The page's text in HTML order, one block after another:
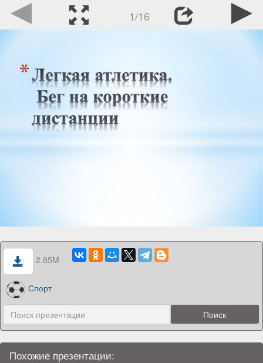
1/16
2.85M
Спорт
Похожие презентации: